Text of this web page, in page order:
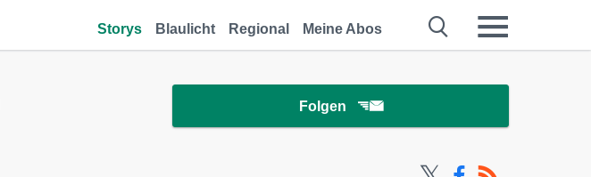
Storys Blaulicht Regional Meine Abos
Folgen